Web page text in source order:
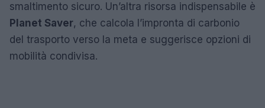
smaltimento sicuro. Un’altra risorsa indispensabile è
Planet Saver, che calcola l’impronta di carbonio
del trasporto verso la meta e suggerisce opzioni di
mobilità condivisa.